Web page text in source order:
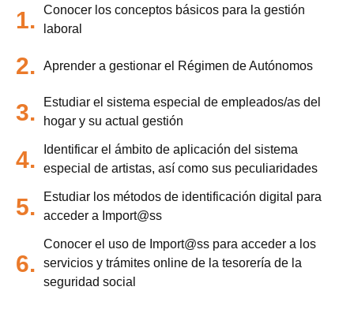
1.
Conocer los conceptos básicos para la gestión
laboral
2. Aprender a gestionar el Régimen de Autónomos
3.
Estudiar el sistema especial de empleados/as del
hogar y su actual gestión
4.
Identificar el ámbito de aplicación del sistema
especial de artistas, así como sus peculiaridades
5.
Estudiar los métodos de identificación digital para
acceder a Import@ss
6.
Conocer el uso de Import@ss para acceder a los
servicios y trámites online de la tesorería de la
seguridad social